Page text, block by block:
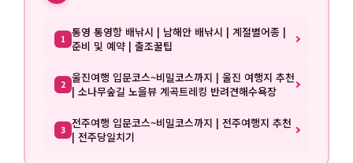
1 통영 통영항 배낚시 | 남해안 배낚시 | 계절별어종 |
준비 및 예약 | 출조꿀팁
2 울진여행 입문코스~비밀코스까지 | 울진 여행지 추천
| 소나무숲길 노을뷰 계곡트레킹 반려견해수욕장
3 전주여행 입문코스~비밀코스까지 | 전주여행지 추천
| 전주당일치기